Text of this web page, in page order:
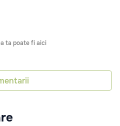
ta poate fi aici